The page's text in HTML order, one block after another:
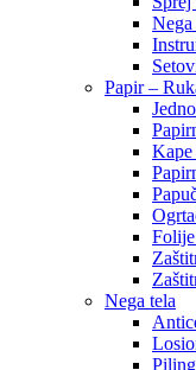
Papir –
Kape
Folije
Nega tela